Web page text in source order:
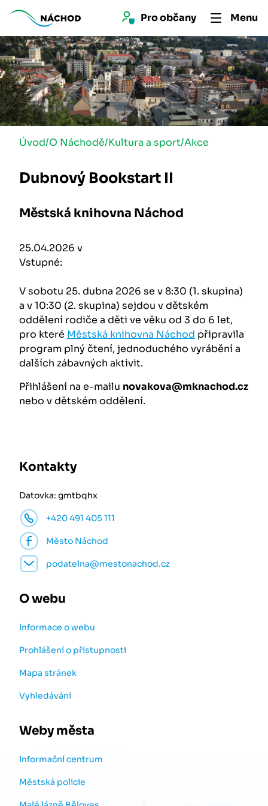
Pro občany Menu
Úvod/O Náchodě/Kultura a sport/Akce
Dubnový Bookstart II
Městská knihovna Náchod
25.04.2026 v
Vstupné:
V sobotu 25. dubna 2026 se v 8:30 (1. skupina)
a v 10:30 (2. skupina) sejdou v dětském
oddělení rodiče a děti ve věku od 3 do 6 let,
pro které Městská knihovna Náchod připravila
program plný čtení, jednoduchého vyrábění a
dalších zábavných aktivit.
Přihlášení na e-mailu novakova@mknachod.cz
nebo v dětském oddělení.
Kontakty
Datovka: gmtbqhx
+420 491 405 111
Město Náchod
podatelna@mestonachod.cz
O webu
Informace o webu
Prohlášení o přístupnosti
Mapa stránek
Vyhledávání
Weby města
Informační centrum
Městská policie